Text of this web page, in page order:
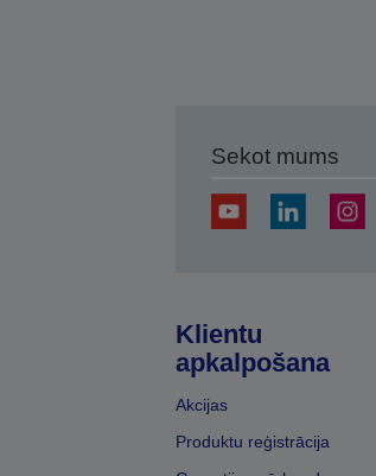
Sekot mums
Klientu
apkalpošana
Akcijas
Produktu reģistrācija